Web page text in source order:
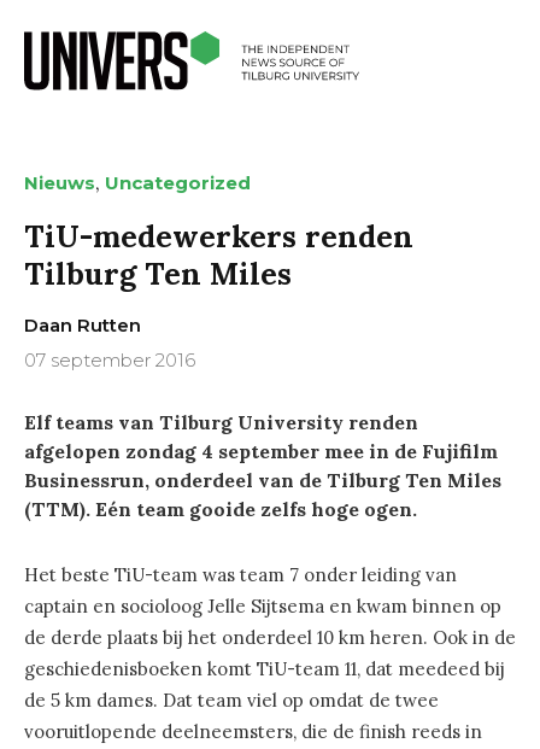
Nieuws, Uncategorized
TiU-medewerkers renden
Tilburg Ten Miles
Daan Rutten
07 september 2016
Elf teams van Tilburg University renden
afgelopen zondag 4 september mee in de Fujifilm
Businessrun, onderdeel van de Tilburg Ten Miles
(TTM). Eén team gooide zelfs hoge ogen.
Het beste TiU-team was team 7 onder leiding van
captain en socioloog Jelle Sijtsema en kwam binnen op
de derde plaats bij het onderdeel 10 km heren. Ook in de
geschiedenisboeken komt TiU-team 11, dat meedeed bij
de 5 km dames. Dat team viel op omdat de twee
vooruitlopende deelneemsters, die de finish reeds in